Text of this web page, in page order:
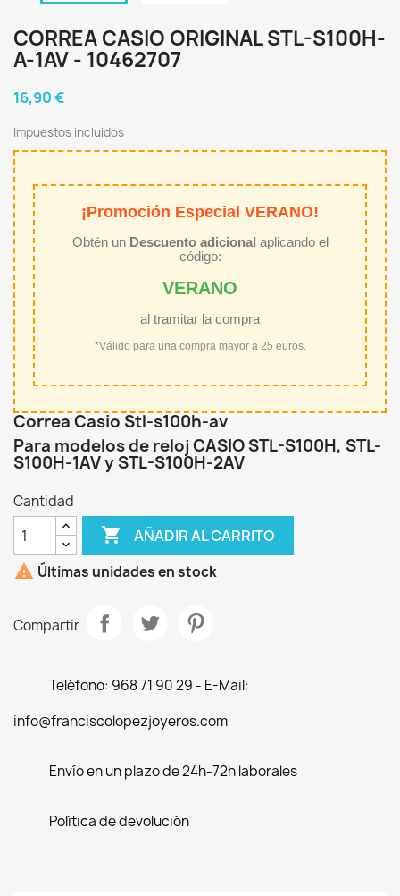
CORREA CASIO ORIGINAL STL-S100H-
A-1AV - 10462707
16,90 €
Impuestos incluidos
¡Promoción Especial VERANO!
Obtén un Descuento adicional aplicando el
código:
VERANO
al tramitar la compra
*Válido para una compra mayor a 25 euros.
Correa Casio Stl-s100h-av
Para modelos de reloj CASIO STL-S100H, STL-
S100H-1AV y STL-S100H-2AV
Cantidad
 AÑADIR AL CARRITO
 Últimas unidades en stock
Compartir
Teléfono: 968 71 90 29 - E-Mail:
info@franciscolopezjoyeros.com
Envío en un plazo de 24h-72h laborales
Política de devolución